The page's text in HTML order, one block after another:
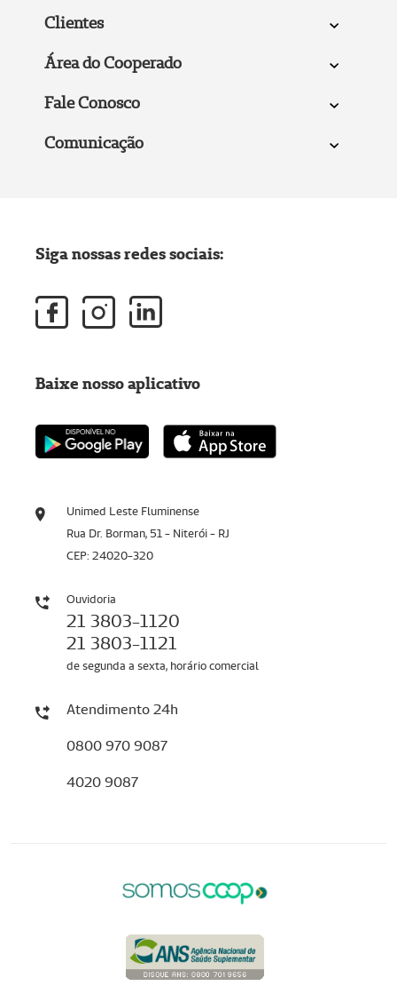
Clientes
Área do Cooperado
Fale Conosco
Comunicação
Unimed Leste Fluminense
Rua Dr. Borman, 51 - Niterói - RJ
CEP: 24020-320
Ouvidoria
21 3803-1120
21 3803-1121
de segunda a sexta, horário comercial
Atendimento 24h
0800 970 9087
4020 9087
Siga nossas redes sociais:
Baixe nosso aplicativo